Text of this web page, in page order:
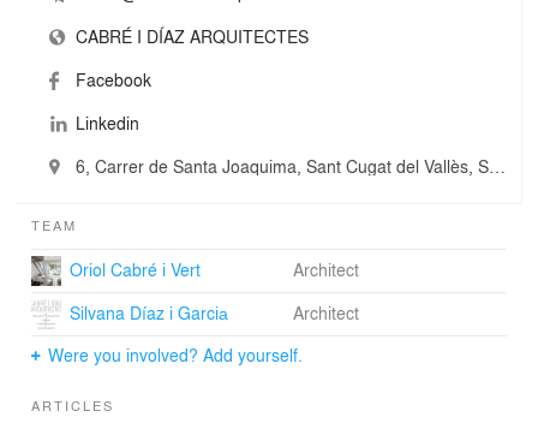
CABRÉ I DÍAZ ARQUITECTES
Facebook
Linkedin
6, Carrer de Santa Joaquima, Sant Cugat del Vallès, Spain
TEAM
Oriol Cabré i Vert
Architect
Silvana Díaz i Garciа
Architect
Were you involved? Add yourself.
ARTICLES